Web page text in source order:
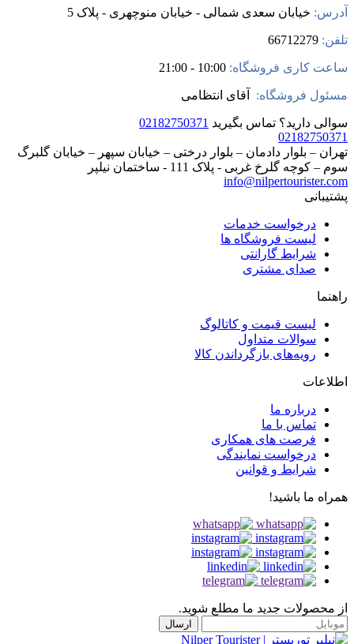
آدرس: خیابان سعدی شمالی - خیابان منوچهری - پلاک 5
تلفن:
ساعت کاری فروشگاه:
مسئول فروشگاه: آقای انتظامی
سوالی دارید؟ تماس بگیرید 02182750371
02182750371
تهران – بلوار دادمان – بلوار درختی – خیابان سپهر – خیابان گلبرگ
سوم – کوچه گلرخ غربی - پلاک 111 - ساختمان نیلپر
info@nilpertourister.com
پشتیبانی
درخواست خدمات
لیست فروشگاه ها
شرایط گارانتی
صدای مشتری
راهنما
لیست قیمت و کاتالوگ
سوالات متداول
رویه‌های بازگرداندن کالا
اطلاعات
درباره ما
تماس با ما
فرصت های همکاری
درخواست نمایندگی
شرایط و قوانین
همراه ما باشید!
از محصولات جدید ما مطلع شوید.
ارسال